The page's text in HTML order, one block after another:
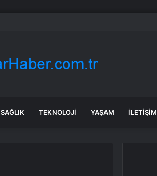
tarihi rekor: 24 saatten fazla havada kaldılar
SAĞLIK TEKNOLOJI YAŞAM İLETIŞIM